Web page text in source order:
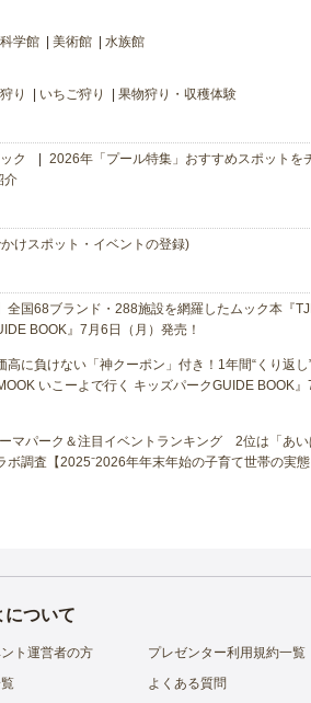
学館 美術館 水族館
り いちご狩り 果物狩り・収穫体験
ク
2026年「プール特集」おすすめスポットを
介
けスポット・イベントの登録)
全国68ブランド・288施設を網羅したムック本『
BOOK』7月6日（月）発売！
高に負けない「神クーポン」付き！1年間“くり返し
いこーよで行く キッズパークGUIDE BOOK』
マパーク＆注目イベントランキング 2位は「あい
ボ調査【2025⁻2026年年末年始の子育て世帯の実
について
ト運営者の方
プレゼンター利用規約一覧
よくある質問